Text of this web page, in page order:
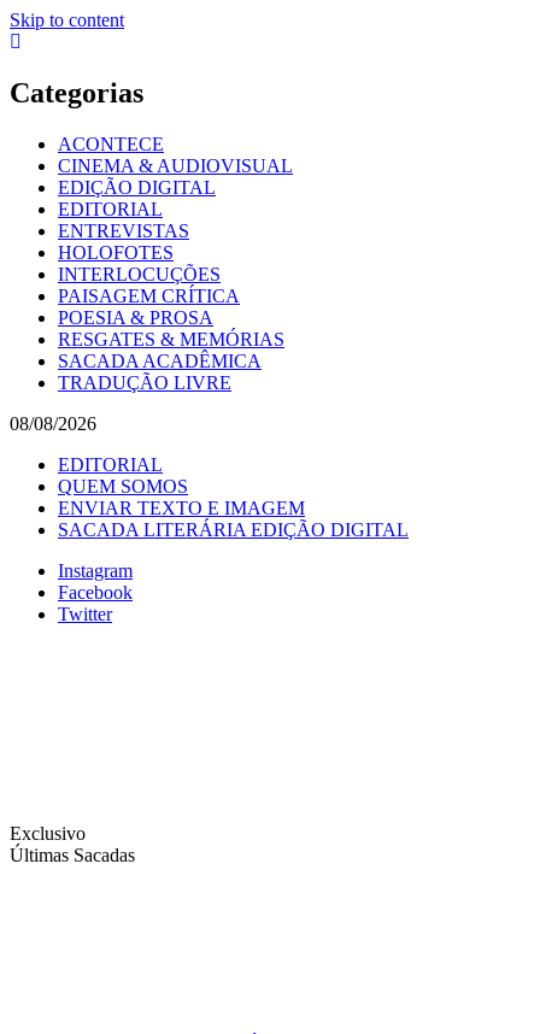
Skip to content
Categorias
ACONTECE
CINEMA & AUDIOVISUAL
EDIÇÃO DIGITAL
EDITORIAL
ENTREVISTAS
HOLOFOTES
INTERLOCUÇÕES
PAISAGEM CRÍTICA
POESIA & PROSA
RESGATES & MEMÓRIAS
SACADA ACADÊMICA
TRADUÇÃO LIVRE
08/08/2026
EDITORIAL
QUEM SOMOS
ENVIAR TEXTO E IMAGEM
SACADA LITERÁRIA EDIÇÃO DIGITAL
Instagram
Facebook
Twitter
Exclusivo
Últimas Sacadas